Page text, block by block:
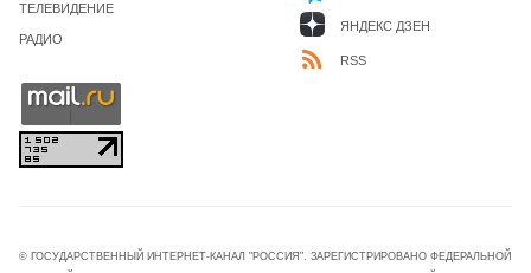
ТЕЛЕВИДЕНИЕ
РАДИО
ЯНДЕКС ДЗЕН
RSS
© ГОСУДАРСТВЕННЫЙ ИНТЕРНЕТ-КАНАЛ "РОССИЯ". ЗАРЕГИСТРИРОВАНО ФЕДЕРАЛЬНОЙ